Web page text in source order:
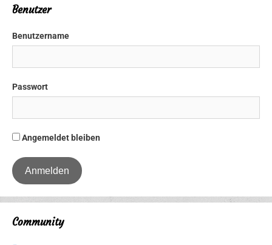
Benutzer
Benutzername
Passwort
Angemeldet bleiben
Community